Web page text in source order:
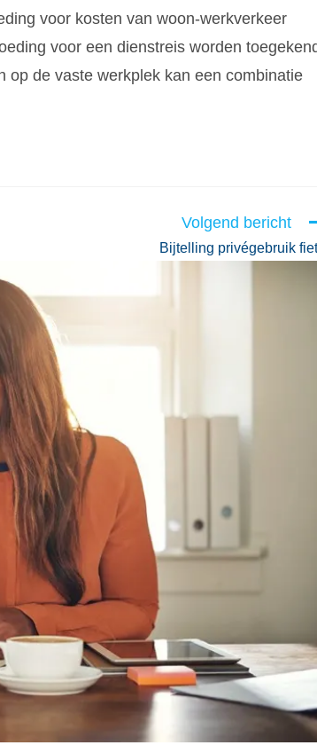
voor kosten van woon-werkverkeer
voor een dienstreis worden
op de vaste werkplek kan een combinatie
Volgend bericht
Bijtelling privégebruik